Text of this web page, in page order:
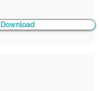
Download